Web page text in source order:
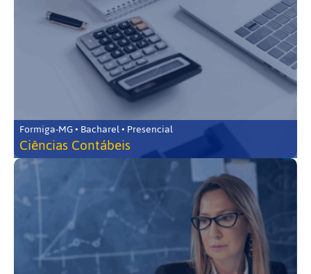
Formiga-MG • Bacharel • Presencial
Ciências Contábeis